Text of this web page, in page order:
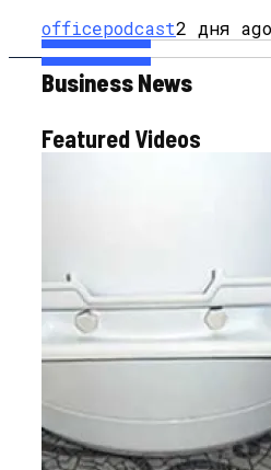
officepodcast2 дня ago
Business News
Featured Videos